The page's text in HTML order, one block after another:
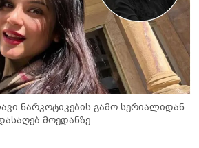
ნარკოტიკების გამო სერიალიდან
მოედანზე